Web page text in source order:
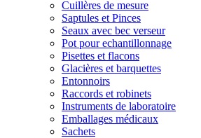
Cuillères de mesure
Saptules et Pinces
Seaux avec bec verseur
Pot pour echantillonnage
Pisettes et flacons
Glacières et barquettes
Entonnoirs
Raccords et robinets
Instruments de laboratoire
Emballages médicaux
Sachets